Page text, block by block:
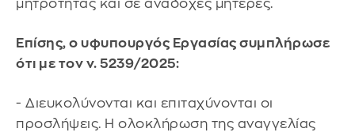
μητρότητας και σε ανάδοχες μητέρες.
Επίσης, ο υφυπουργός Εργασίας συμπλήρωσε
ότι με τον ν. 5239/2025:
- Διευκολύνονται και επιταχύνονται οι
προσλήψεις. Η ολοκλήρωση της αναγγελίας